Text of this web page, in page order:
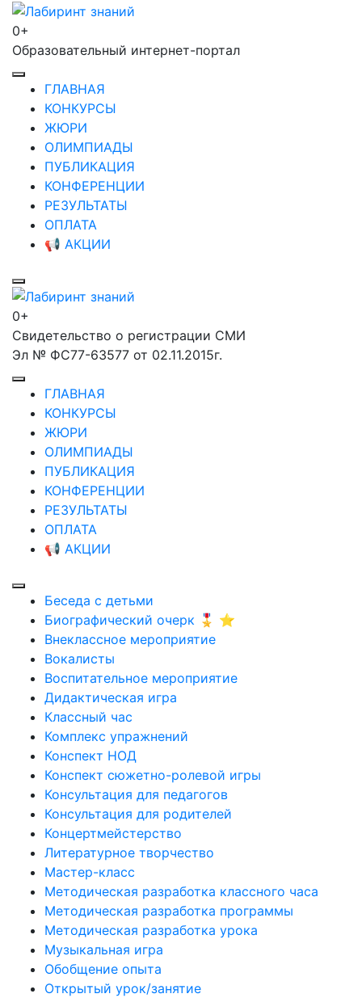
Перейти
содержимому
Enter)
Лабиринт знаний
0+
Образовательный интернет-портал
ГЛАВНАЯ
КОНКУРСЫ
ЖЮРИ
ОЛИМПИАДЫ
ПУБЛИКАЦИЯ
КОНФЕРЕНЦИИ
РЕЗУЛЬТАТЫ
ОПЛАТА
📢 АКЦИИ
Лабиринт знаний
0+
Свидетельство о регистрации СМИ
Эл № ФС77-63577 от 02.11.2015г.
ГЛАВНАЯ
КОНКУРСЫ
ЖЮРИ
ОЛИМПИАДЫ
ПУБЛИКАЦИЯ
КОНФЕРЕНЦИИ
РЕЗУЛЬТАТЫ
ОПЛАТА
📢 АКЦИИ
Беседа с детьми
Биографический очерк 🎖️ ⭐
Внеклассное мероприятие
Вокалисты
Воспитательное мероприятие
Дидактическая игра
Классный час
Комплекс упражнений
Конспект НОД
Конспект сюжетно-ролевой игры
Консультация для педагогов
Консультация для родителей
Концертмейстерство
Литературное творчество
Мастер-класс
Методическая разработка классного часа
Методическая разработка программы
Методическая разработка урока
Музыкальная игра
Обобщение опыта
Открытый урок/занятие